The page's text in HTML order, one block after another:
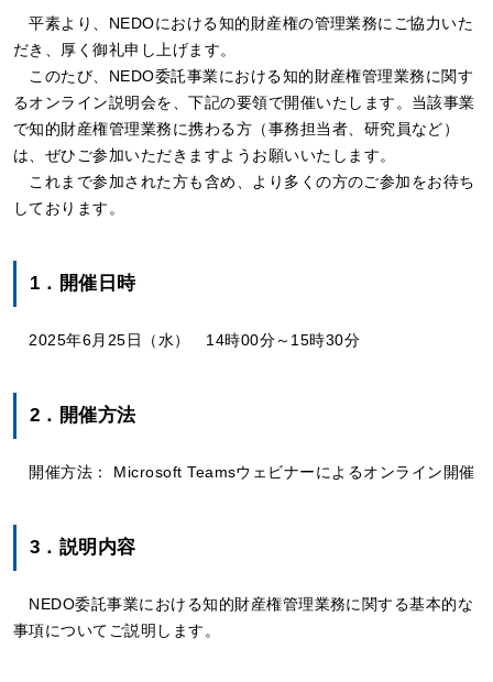
平素より、NEDOにおける知的財産権の管理業務にご協力いた
だき、厚く御礼申し上げます。
このたび、NEDO委託事業における知的財産権管理業務に関す
るオンライン説明会を、下記の要領で開催いたします。当該事業
で知的財産権管理業務に携わる方（事務担当者、研究員など）
は、ぜひご参加いただきますようお願いいたします。
これまで参加された方も含め、より多くの方のご参加をお待ち
しております。
1．開催日時
2025年6月25日（水） 14時00分～15時30分
2．開催方法
開催方法： Microsoft Teamsウェビナーによるオンライン開催
3．説明内容
NEDO委託事業における知的財産権管理業務に関する基本的な
事項についてご説明します。